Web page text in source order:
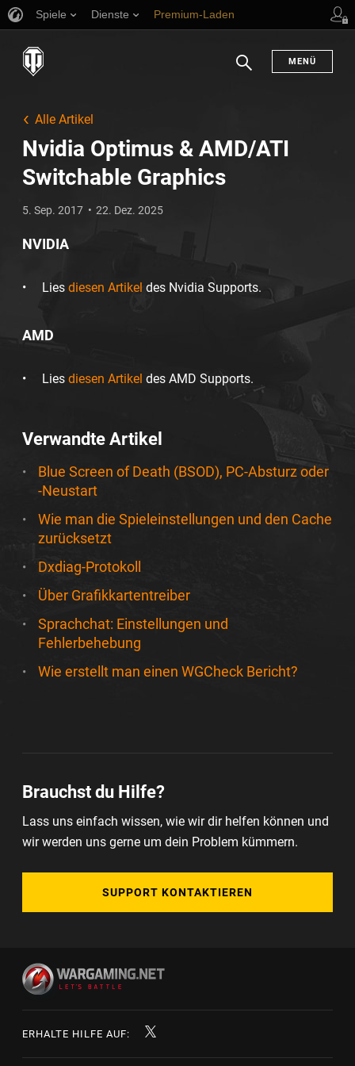
Spiele Dienste Premium-Laden
Suchen
MENÜ
Alle Artikel
Nvidia Optimus & AMD/ATI
Switchable Graphics
5. Sep. 2017 22. Dez. 2025
NVIDIA
Lies diesen Artikel des Nvidia Supports.
AMD
Lies diesen Artikel des AMD Supports.
Verwandte Artikel
Blue Screen of Death (BSOD), PC-Absturz oder
-Neustart
Wie man die Spieleinstellungen und den Cache
zurücksetzt
Dxdiag-Protokoll
Über Grafikkartentreiber
Sprachchat: Einstellungen und
Fehlerbehebung
Wie erstellt man einen WGCheck Bericht?
Brauchst du Hilfe?
Lass uns einfach wissen, wie wir dir helfen können und
wir werden uns gerne um dein Problem kümmern.
SUPPORT KONTAKTIEREN
ERHALTE HILFE AUF: